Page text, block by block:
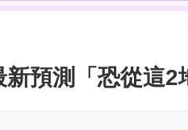
預測「恐從這